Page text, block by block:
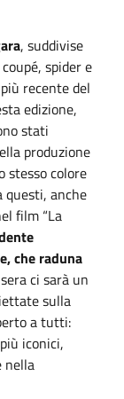
, suddivise
spider e
recente del
edizione,
stati
produzione
stesso colore
questi, anche
film “La
che raduna
ci sarà un
sulla
a tutti:
iconici,
nella